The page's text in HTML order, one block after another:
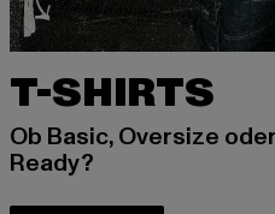
T-SHIRTS
Ob Basic, Oversize
Ready?